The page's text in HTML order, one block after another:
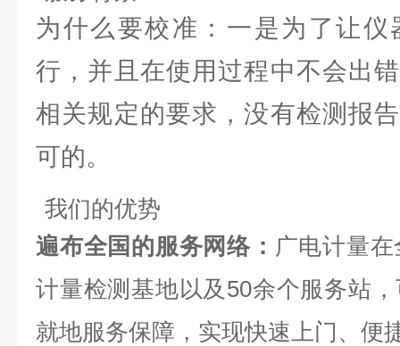
为什么要校准：一是为了让
行，并且在使用过程中不会出
相关规定的要求，没有检测报
可的。
我们的优势
遍布全国的服务网络： 广电计量
计量检测基地以及50余个服务站，
就地服务保障，实现快速上门、便